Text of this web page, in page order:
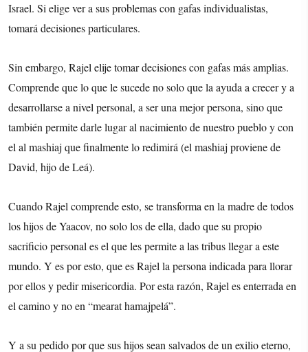
Israel. Si elige ver a sus problemas con gafas individualistas,
tomará decisiones particulares.
Sin embargo, Rajel elije tomar decisiones con gafas más amplias.
Comprende que lo que le sucede no solo que la ayuda a crecer y a
desarrollarse a nivel personal, a ser una mejor persona, sino que
también permite darle lugar al nacimiento de nuestro pueblo y con
el al mashiaj que finalmente lo redimirá (el mashiaj proviene de
David, hijo de Leá).
Cuando Rajel comprende esto, se transforma en la madre de todos
los hijos de Yaacov, no solo los de ella, dado que su propio
sacrificio personal es el que les permite a las tribus llegar a este
mundo. Y es por esto, que es Rajel la persona indicada para llorar
por ellos y pedir misericordia. Por esta razón, Rajel es enterrada en
el camino y no en “mearat hamajpelá”.
Y a su pedido por que sus hijos sean salvados de un exilio eterno,